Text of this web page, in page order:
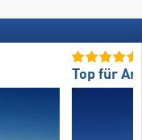
Top für